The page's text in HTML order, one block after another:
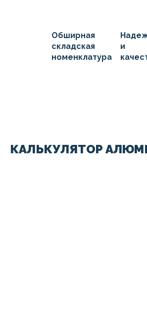
Обширная
складская
номенклатура
и
КАЛЬКУЛЯТОР